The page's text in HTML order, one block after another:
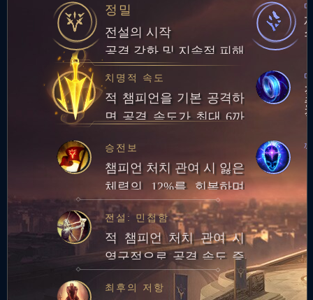
정밀
전설의 시작
공격 강화 및 지속적 피해
치명적 속도
적 챔피언을 기본 공격하
면 공격 속도가 최대 6까
본 공격을 하면 추가 적응
형 피해를 입힘
승전보
챔피언 처치 관여 시 잃은
체력의 12%를 회복하며
추가로 20골드 획득
전설: 민첩함
적 챔피언 처치 관여 시
영구적으로 공격 속도 증
최후의 저항